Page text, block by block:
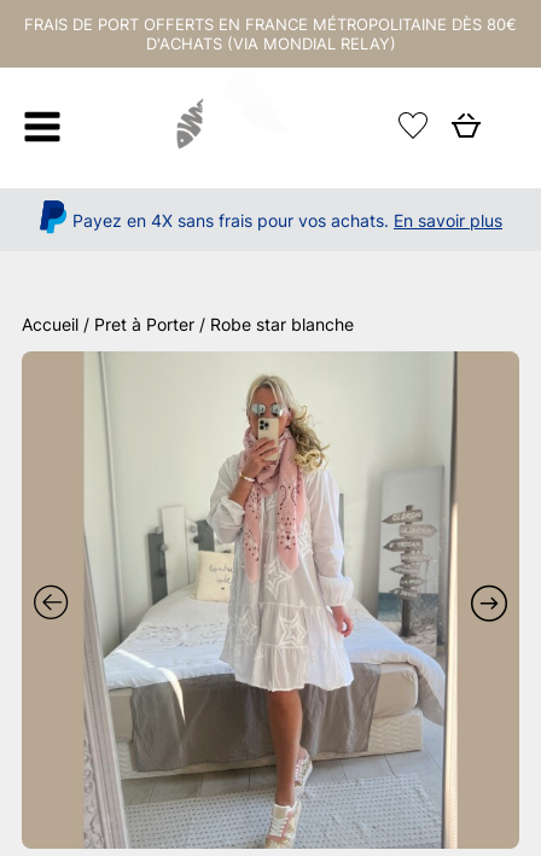
FRAIS DE PORT OFFERTS EN FRANCE MÉTROPOLITAINE DÈS 80€
D'ACHATS (VIA MONDIAL RELAY)
Payez en 4X sans frais pour vos achats. En savoir plus
Accueil / Pret à Porter / Robe star blanche